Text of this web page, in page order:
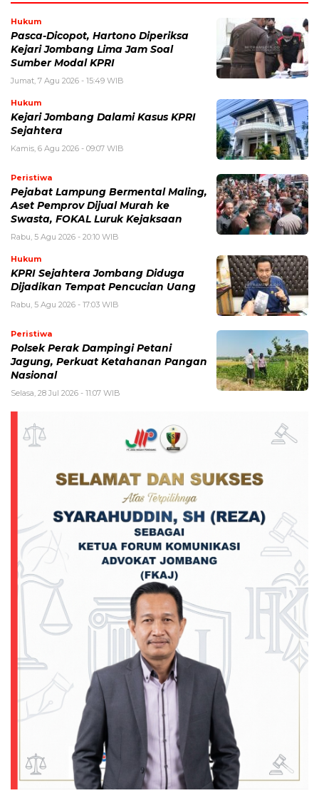
Hukum
Pasca-Dicopot, Hartono Diperiksa
Kejari Jombang Lima Jam Soal
Sumber Modal KPRI
Jumat, 7 Agu 2026 - 15:49 WIB
Hukum
Kejari Jombang Dalami Kasus KPRI
Sejahtera
Kamis, 6 Agu 2026 - 09:07 WIB
Peristiwa
Pejabat Lampung Bermental Maling,
Aset Pemprov Dijual Murah ke
Swasta, FOKAL Luruk Kejaksaan
Rabu, 5 Agu 2026 - 20:10 WIB
Hukum
KPRI Sejahtera Jombang Diduga
Dijadikan Tempat Pencucian Uang
Rabu, 5 Agu 2026 - 17:03 WIB
Peristiwa
Polsek Perak Dampingi Petani
Jagung, Perkuat Ketahanan Pangan
Nasional
Selasa, 28 Jul 2026 - 11:07 WIB